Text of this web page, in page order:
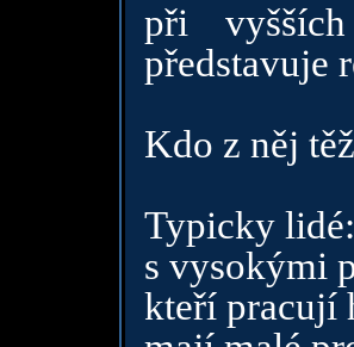
při
představuje
Kdo z něj
Typicky lidé:
s vysokými
kteří pracují